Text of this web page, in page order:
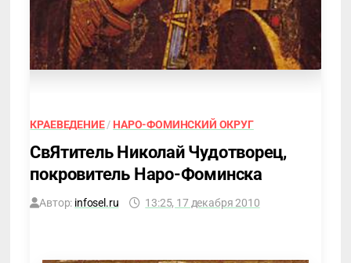
КРАЕВЕДЕНИЕ/ НАРО-ФОМИНСКИЙ ОКРУГ
СвЯтитель Николай Чудотворец,
покровитель Наро-Фоминска
Автор: infosel.ru 13:25, 17 декабря 2010